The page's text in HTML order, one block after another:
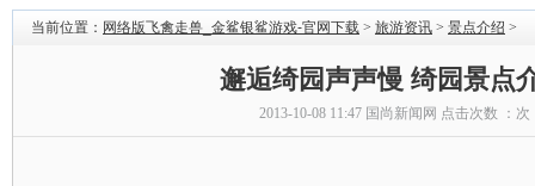
当前位置： 网络版飞禽走兽_金鲨银鲨游戏-官网下载 > 旅游资讯 > 景点介绍 >
邂逅绮园声声慢 绮园景点
2013-10-08 11:47 国尚新闻网 点击次数 ： 次